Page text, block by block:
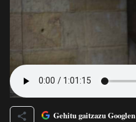
Gehitu gaitzazu Googlen